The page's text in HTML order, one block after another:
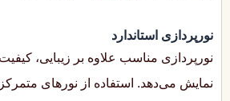
نورپردازی استاندارد
نورپردازی مناسب علاوه بر زیبایی،
نمایش می‌دهد. استفاده از نورهای